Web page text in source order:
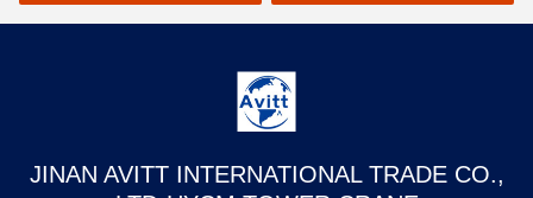
JINAN AVITT INTERNATIONAL TRADE CO.,